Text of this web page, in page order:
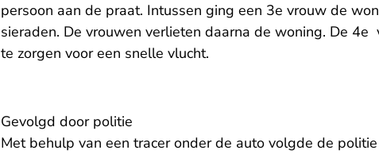
persoon aan de praat. Intussen ging een 3e vrouw de
sieraden. De vrouwen verlieten daarna de woning. De
te zorgen voor een snelle vlucht.
Gevolgd door politie
Met behulp van een tracer onder de auto volgde de